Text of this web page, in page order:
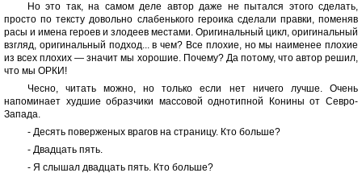
Но это так, на самом деле автор даже не пытался этого сделать,
просто по тексту довольно слабенького героика сделали правки, поменяв
расы и имена героев и злодеев местами. Оригинальный цикл, оригинальный
взгляд, оригинальный подход... в чем? Все плохие, но мы наименее плохие
из всех плохих — значит мы хорошие. Почему? Да потому, что автор решил,
что мы ОРКИ!
Чесно, читать можно, но только если нет ничего лучше. Очень
напоминает худшие образчики массовой однотипной Конины от Севро-
Запада.
- Десять поверженых врагов на страницу. Кто больше?
- Двадцать пять.
- Я слышал двадцать пять. Кто больше?